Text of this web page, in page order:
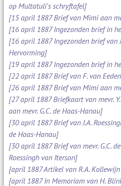
op Multatuli's schryftafel]
[15 april 1887 Brief van Mimi aan
[16 april 1887 Ingezonden brief in
[16 april 1887 Ingezonden brief van
Hervorming]
[19 april 1887 Ingezonden brief in
[22 april 1887 Brief van F. van
[26 april 1887 Brief van Mimi aan
[27 april 1887 Briefkaart van mevr.
aan mevr. G.C. de Haas-Hanau]
[30 april 1887 Brief van J.A.
de Haas-Hanau]
[30 april 1887 Brief van mevr. G.C.
Roessingh van Iterson]
[april 1887 Artikel van R.A.
[april 1887 In Memoriam van H.